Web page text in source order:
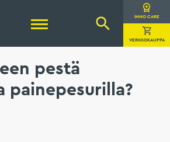
Oy INNO CARE
VERKKOKAUPPA
pestä
painepesurilla?